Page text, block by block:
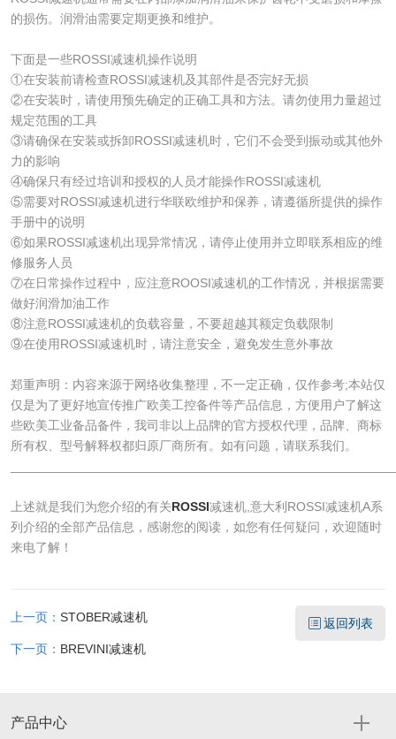
的损伤。润滑油需要定期更换和维护。
下面是一些ROSSI减速机操作说明
①在安装前请检查ROSSI减速机及其部件是否完好无损
②在安装时，请使用预先确定的正确工具和方法。请勿使用力量超过
规定范围的工具
③请确保在安装或拆卸ROSSI减速机时，它们不会受到振动或其他外
力的影响
④确保只有经过培训和授权的人员才能操作ROSSI减速机
⑤需要对ROSSI减速机进行华联欧维护和保养，请遵循所提供的操作
手册中的说明
⑥如果ROSSI减速机出现异常情况，请停止使用并立即联系相应的维
修服务人员
⑦在日常操作过程中，应注意ROOSI减速机的工作情况，并根据需要
做好润滑加油工作
⑧注意ROSSI减速机的负载容量，不要超越其额定负载限制
⑨在使用ROSSI减速机时，请注意安全，避免发生意外事故
郑重声明：内容来源于网络收集整理，不一定正确，仅作参考;本站仅
仅是为了更好地宣传推广欧美工控备件等产品信息，方便用户了解这
些欧美工业备品备件，我司非以上品牌的官方授权代理，品牌、商标
所有权、型号解释权都归原厂商所有。如有问题，请联系我们。
上述就是我们为您介绍的有关ROSSI减速机,意大利ROSSI减速机A系
列介绍的全部产品信息，感谢您的阅读，如您有任何疑问，欢迎随时
来电了解！
上一页： STOBER减速机
下一页： BREVINI减速机
返回列表
产品中心